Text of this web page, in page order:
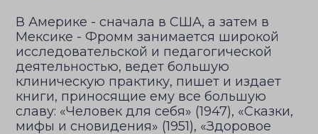
В Америке - сначала в США, а затем в
Мексике - Фромм занимается широкой
исследовательской и педагогической
деятельностью, ведет большую
клиническую практику, пишет и издает
книги, приносящие ему все большую
славу: «Человек для себя» (1947), «Сказки,
мифы и сновидения» (1951), «Здоровое